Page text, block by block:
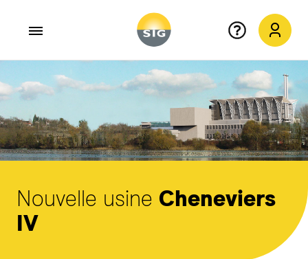
Aller au contenu principal
Nouvelle usine Cheneviers
IV